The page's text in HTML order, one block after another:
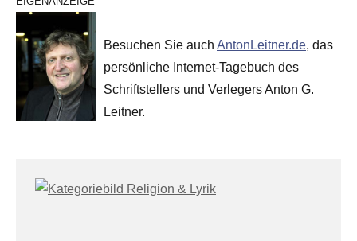
Besuchen Sie auch AntonLeitner.de, das
persönliche Internet-Tagebuch des
Schriftstellers und Verlegers Anton G.
Leitner.